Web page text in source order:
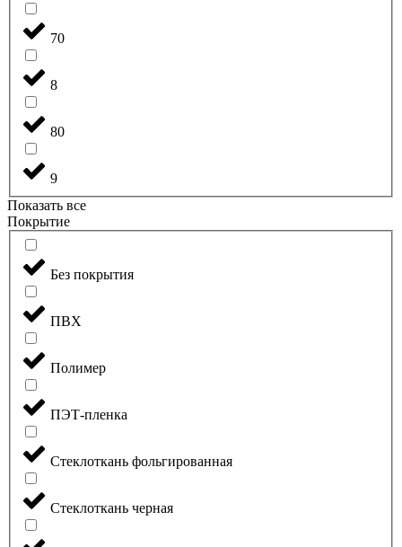
70
8
80
9
Показать все
Покрытие
Без покрытия
ПВХ
Полимер
ПЭТ-пленка
Стеклоткань фольгированная
Стеклоткань черная